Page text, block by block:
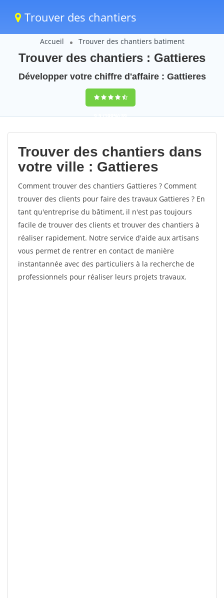
Trouver des chantiers
Accueil Trouver des chantiers batiment
Trouver des chantiers : Gattieres
Développer votre chiffre d'affaire : Gattieres
9,5(100%)39
votes
Trouver des chantiers dans
votre ville : Gattieres
Comment trouver des chantiers Gattieres ? Comment
trouver des clients pour faire des travaux Gattieres ? En
tant qu'entreprise du bâtiment, il n'est pas toujours
facile de trouver des clients et trouver des chantiers à
réaliser rapidement. Notre service d'aide aux artisans
vous permet de rentrer en contact de manière
instantannée avec des particuliers à la recherche de
professionnels pour réaliser leurs projets travaux.